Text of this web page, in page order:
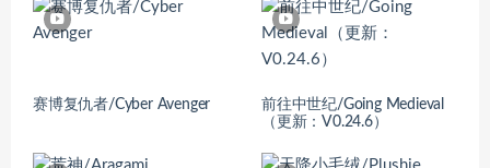
赛博复仇者/Cyber Avenger
前往中世纪/Going Medieval
（更新：V0.24.6）